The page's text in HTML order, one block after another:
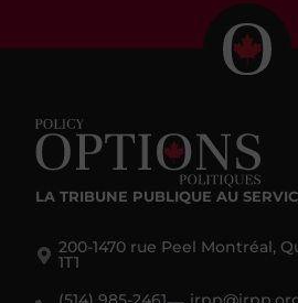
LA TRIBUNE PUBLIQUE AU
200-1470 rue Peel Montréal,
1T1